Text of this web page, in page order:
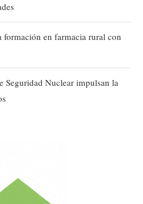
en farmacia rural con
Seguridad Nuclear impulsan la